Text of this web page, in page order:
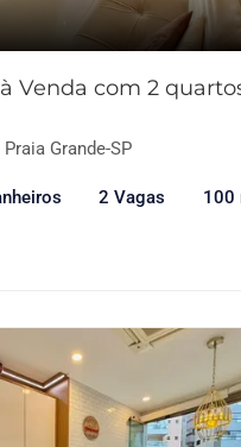
Venda com 2
Grande-SP
2 Vagas 100